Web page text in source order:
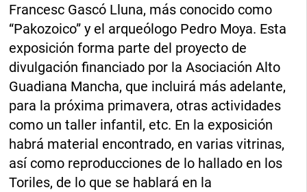
Francesc Gascó Lluna, más conocido como
“Pakozoico” y el arqueólogo Pedro Moya. Esta
exposición forma parte del proyecto de
divulgación financiado por la Asociación Alto
Guadiana Mancha, que incluirá más adelante,
para la próxima primavera, otras actividades
como un taller infantil, etc. En la exposición
habrá material encontrado, en varias vitrinas,
así como reproducciones de lo hallado en los
Toriles, de lo que se hablará en la